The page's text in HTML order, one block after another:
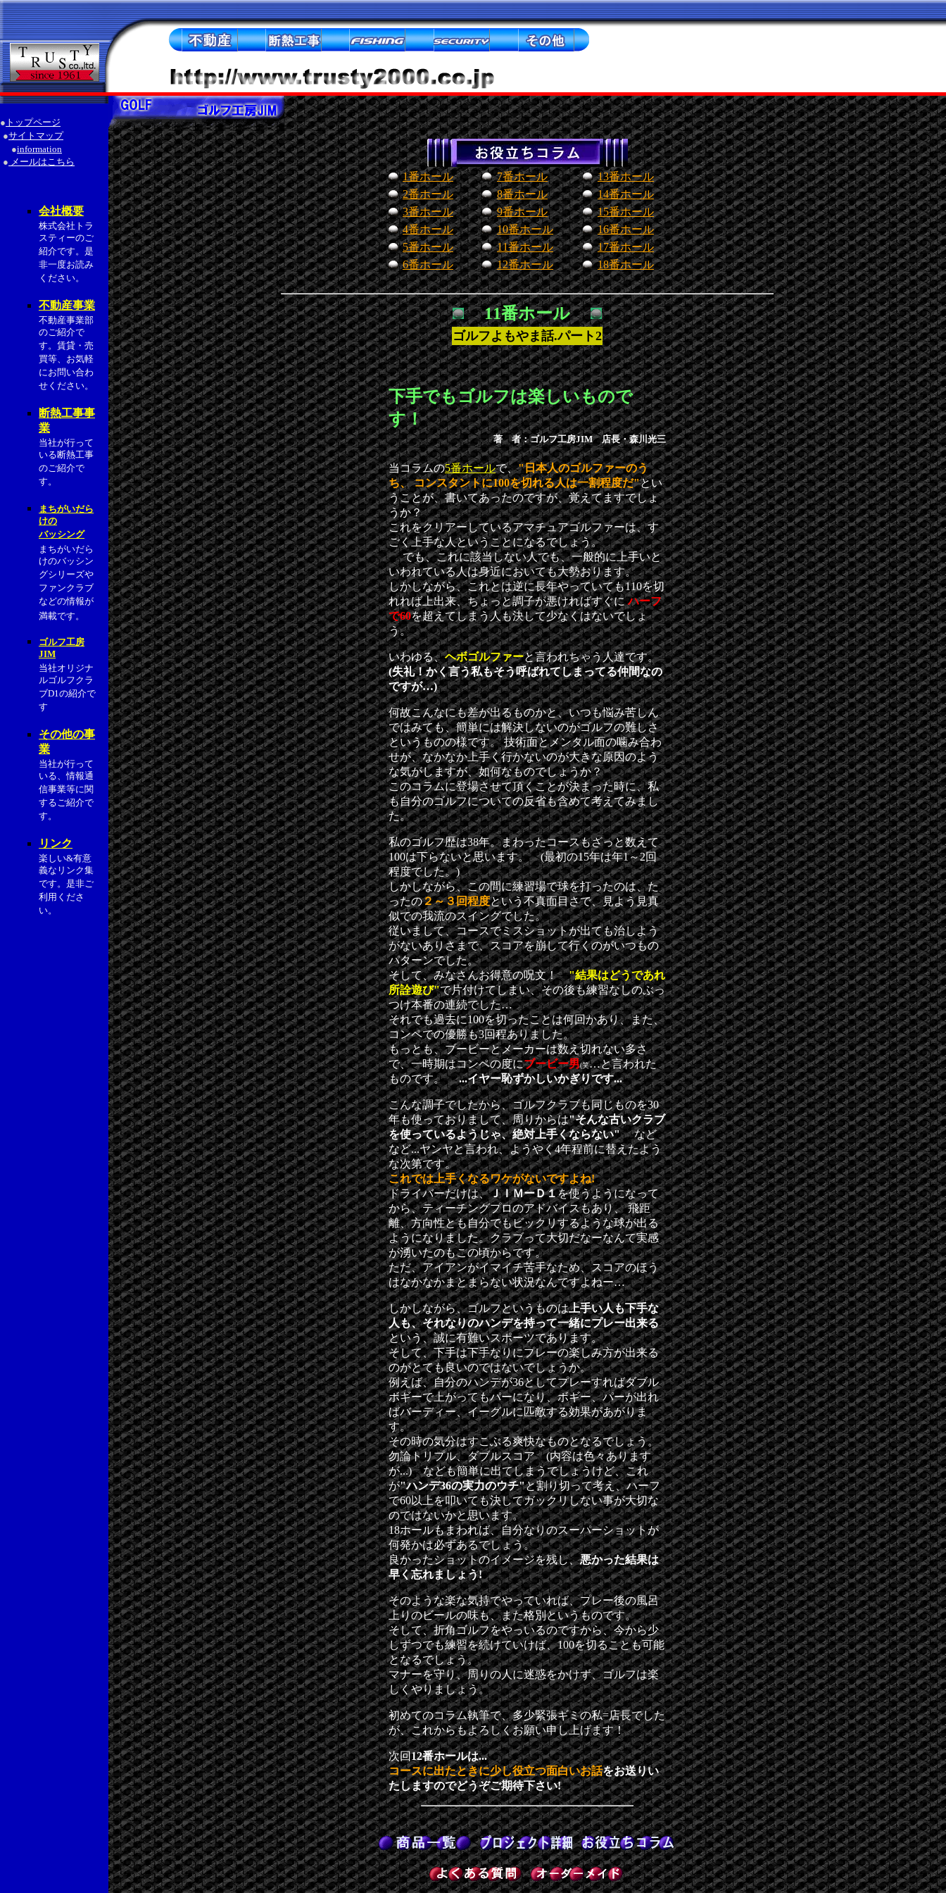
● トップページ
●サイトマップ
●information
● メールはこちら
会社概要
株式会社トラ
スティーのご
紹介です。是
非一度お読み
ください。
不動産事業
不動産事業部
のご紹介で
す。賃貸・売
買等、お気軽
にお問い合わ
せください。
断熱工事事
業
当社が行って
いる断熱工事
のご紹介で
す。
まちがいだら
けの
バッシング
まちがいだら
けのバッシン
グシリーズや
ファンクラブ
などの情報が
満載です。
ゴルフ工房
JIM
当社オリジナ
ルゴルフクラ
ブD1の紹介で
す
その他の事
業
当社が行って
いる、情報通
信事業等に関
するご紹介で
す。
リンク
楽しい&有意
義なリンク集
です。是非ご
利用くださ
い。
1番ホール 7番ホール
13番ホール
2番ホール
8番ホール
14番ホール
3番ホール
9番ホール
15番ホール
4番ホール
10番ホール
16番ホール
5番ホール
11番ホール
17番ホール
6番ホール
12番ホール 18番ホール
11番ホール
ゴルフよもやま話.パート2
下手でもゴルフは楽しいもので
す！
著 者：ゴルフ工房JIM 店長・森川光三
当コラムの5番ホールで、"日本人のゴルファーのう
ち、 コンスタントに100を切れる人は一割程度だ"とい
うことが、書いてあったのですが、覚えてますでしょ
うか？
これをクリアーしているアマチュアゴルファーは、す
ごく上手な人ということになるでしょう。
でも、これに該当しない人でも、一般的に上手いと
いわれている人は身近においても大勢おります。
しかしながら、これとは逆に長年やっていても110を切
れれば上出来、ちょっと調子が悪ければすぐにハーフ
で60を超えてしまう人も決して少なくはないでしょ
う。
いわゆる、ヘボゴルファーと言われちゃう人達です。
(失礼！かく言う私もそう呼ばれてしまってる仲間なの
ですが…)
何故こんなにも差が出るものかと、いつも悩み苦しん
ではみても、簡単には解決しないのがゴルフの難しさ
というものの様です。 技術面とメンタル面の噛み合わ
せが、なかなか上手く行かないのが大きな原因のよう
な気がしますが、如何なものでしょうか？
このコラムに登場させて頂くことが決まった時に、私
も自分のゴルフについての反省も含めて考えてみまし
た。
私のゴルフ歴は38年。まわったコースもざっと数えて
100は下らないと思います。 (最初の15年は年1～2回
程度でした。)
しかしながら、この間に練習場で球を打ったのは、た
ったの２～３回程度という不真面目さで、見よう見真
似での我流のスイングでした。
従いまして、コースでミスショットが出ても治しよう
がないありさまで、スコアを崩して行くのがいつもの
パターンでした。
そして、みなさんお得意の呪文！"結果はどうであれ
所詮遊び"で片付けてしまい、その後も練習なしのぶっ
つけ本番の連続でした…
それでも過去に100を切ったことは何回かあり、また、
コンペでの優勝も3回程ありました。
もっとも、ブービーとメーカーは数え切れない多さ
で、一時期はコンペの度にブービー男(笑…と言われた
ものです。...イヤー恥ずかしいかぎりです...
こんな調子でしたから、ゴルフクラブも同じものを30
年も使っておりまして、周りからは"そんな古いクラブ
を使っているようじゃ、絶対上手くならない"など
など...ヤンヤと言われ、ようやく4年程前に替えたよう
な次第です。
これでは上手くなるワケがないですよね!
ドライバーだけは、ＪＩＭーＤ１を使うようになって
から、ティーチングプロのアドバイスもあり、 飛距
離、方向性とも自分でもビックリするような球が出る
ようになりました。クラブって大切だなーなんて実感
が湧いたのもこの頃からです。
ただ、アイアンがイマイチ苦手なため、スコアのほう
はなかなかまとまらない状況なんですよねー…
しかしながら、ゴルフというものは上手い人も下手な
人も、それなりのハンデを持って一緒にプレー出来る
という、誠に有難いスポーツであります。
そして、下手は下手なりにプレーの楽しみ方が出来る
のがとても良いのではないでしょうか。
例えば、自分のハンデが36としてプレーすればダブル
ボギーで上がってもパーになり、ボギー、パーが出れ
ばバーディー、イーグルに匹敵する効果があがりま
す。
その時の気分はすこぶる爽快なものとなるでしょう。
勿論トリプル、ダブルスコア (内容は色々あります
が...) なども簡単に出てしまうでしょうけど、これ
が"ハンデ36の実力のウチ"と割り切って考え、ハーフ
で60以上を叩いても決してガックリしない事が大切な
のではないかと思います。
18ホールもまわれば、自分なりのスーパーショットが
何発かは必ずあるでしょう。
良かったショットのイメージを残し、悪かった結果は
早く忘れましょう!
そのような楽な気持でやっていれば、プレー後の風呂
上りのビールの味も、また格別というものです。
そして、折角ゴルフをやっいるのですから、今から少
しずつでも練習を続けていけば、100を切ることも可能
となるでしょう。
マナーを守り、周りの人に迷惑をかけず、ゴルフは楽
しくやりましょう。
初めてのコラム執筆で、多少緊張ギミの私=店長でした
が、これからもよろしくお願い申し上げます！
次回12番ホールは...
コースに出たときに少し役立つ面白いお話をお送りい
たしますのでどうぞご期待下さい!